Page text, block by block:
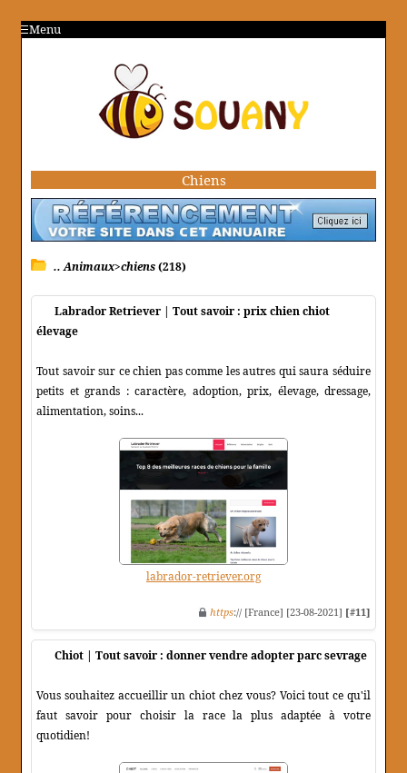
Menu
Chiens
.. Animaux>chiens(218)
Labrador Retriever | Tout savoir : prix chien chiot
élevage
Tout savoir sur ce chien pas comme les autres qui saura séduire
petits et grands : caractère, adoption, prix, élevage, dressage,
alimentation, soins...
labrador-retriever.org
https:// [France] [23-08-2021] [#11]
Chiot | Tout savoir : donner vendre adopter parc sevrage
Vous souhaitez accueillir un chiot chez vous? Voici tout ce qu'il
faut savoir pour choisir la race la plus adaptée à votre
quotidien!